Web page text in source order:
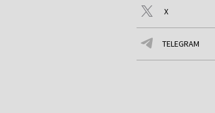
X
TELEGRAM